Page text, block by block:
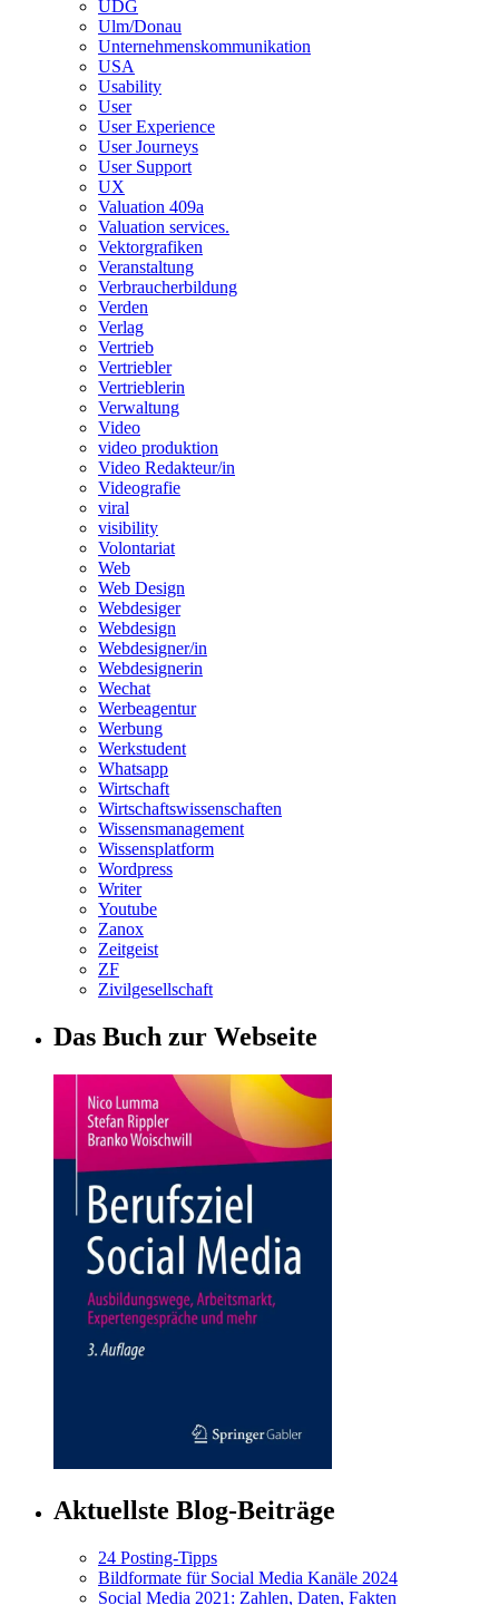
UDG
Ulm/Donau
Unternehmenskommunikation
USA
Usability
User
User Experience
User Journeys
User Support
UX
Valuation 409a
Valuation services.
Vektorgrafiken
Veranstaltung
Verbraucherbildung
Verden
Verlag
Vertrieb
Vertriebler
Vertrieblerin
Verwaltung
Video
video produktion
Video Redakteur/in
Videografie
viral
visibility
Volontariat
Web
Web Design
Webdesiger
Webdesign
Webdesigner/in
Webdesignerin
Wechat
Werbeagentur
Werbung
Werkstudent
Whatsapp
Wirtschaft
Wirtschaftswissenschaften
Wissensmanagement
Wissensplatform
Wordpress
Writer
Youtube
Zanox
Zeitgeist
ZF
Zivilgesellschaft
Das Buch zur Webseite
Aktuellste Blog-Beiträge
24 Posting-Tipps
Bildformate für Social Media Kanäle 2024
Social Media 2021: Zahlen, Daten, Fakten